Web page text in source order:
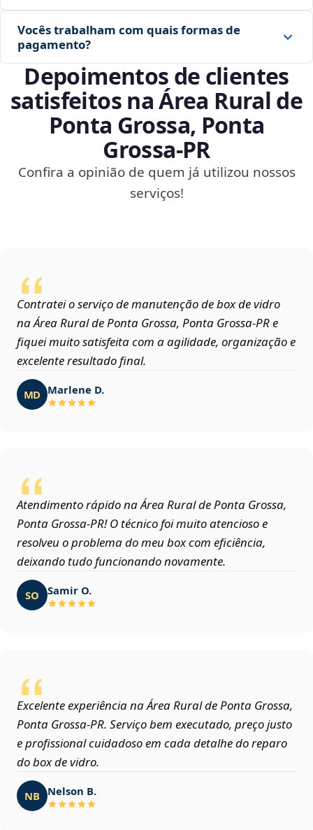
Vocês trabalham com quais formas de
pagamento?
Depoimentos de clientes
satisfeitos na Área Rural de
Ponta Grossa, Ponta
Grossa‑PR
Confira a opinião de quem já utilizou nossos
serviços!
Contratei o serviço de manutenção de box de vidro
na Área Rural de Ponta Grossa, Ponta Grossa‑PR e
fiquei muito satisfeita com a agilidade, organização e
excelente resultado final.
MD Marlene D.
Atendimento rápido na Área Rural de Ponta Grossa,
Ponta Grossa‑PR! O técnico foi muito atencioso e
resolveu o problema do meu box com eficiência,
deixando tudo funcionando novamente.
SO Samir O.
Excelente experiência na Área Rural de Ponta Grossa,
Ponta Grossa‑PR. Serviço bem executado, preço justo
e profissional cuidadoso em cada detalhe do reparo
do box de vidro.
NB Nelson B.